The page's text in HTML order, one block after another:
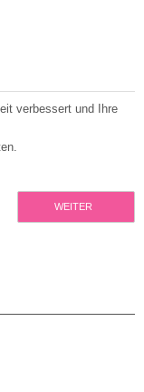
verbessert und Ihre
WEITER